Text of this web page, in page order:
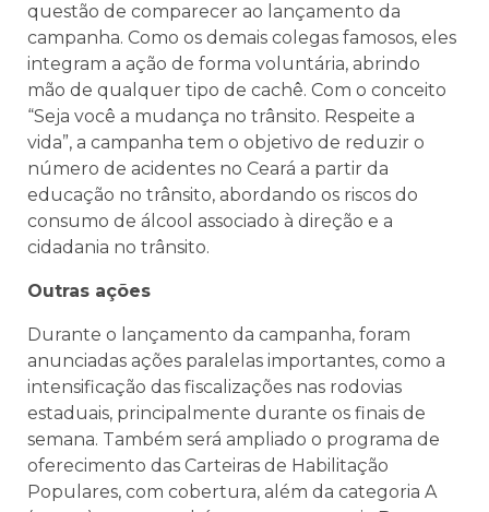
questão de comparecer ao lançamento da
campanha. Como os demais colegas famosos, eles
integram a ação de forma voluntária, abrindo
mão de qualquer tipo de cachê. Com o conceito
“Seja você a mudança no trânsito. Respeite a
vida”, a campanha tem o objetivo de reduzir o
número de acidentes no Ceará a partir da
educação no trânsito, abordando os riscos do
consumo de álcool associado à direção e a
cidadania no trânsito.
Outras ações
Durante o lançamento da campanha, foram
anunciadas ações paralelas importantes, como a
intensificação das fiscalizações nas rodovias
estaduais, principalmente durante os finais de
semana. Também será ampliado o programa de
oferecimento das Carteiras de Habilitação
Populares, com cobertura, além da categoria A